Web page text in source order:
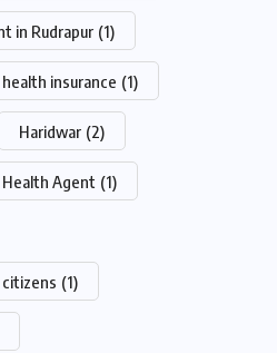
in Rudrapur (1)
insurance (1)
Haridwar (2)
Health Agent (1)
(1)